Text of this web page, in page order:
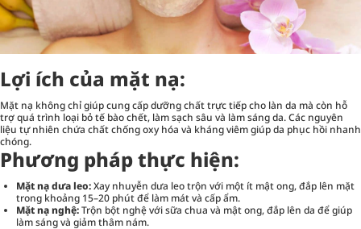
Lợi ích của mặt nạ:
Mặt nạ không chỉ giúp cung cấp dưỡng chất trực tiếp cho làn da mà còn hỗ
trợ quá trình loại bỏ tế bào chết, làm sạch sâu và làm sáng da. Các nguyên
liệu tự nhiên chứa chất chống oxy hóa và kháng viêm giúp da phục hồi nhanh
chóng.
Phương pháp thực hiện:
Mặt nạ dưa leo:Xay nhuyễn dưa leo trộn với một ít mật ong, đắp lên mặt
trong khoảng 15–20 phút để làm mát và cấp ẩm.
Mặt nạ nghệ:Trộn bột nghệ với sữa chua và mật ong, đắp lên da để giúp
làm sáng và giảm thâm nám.